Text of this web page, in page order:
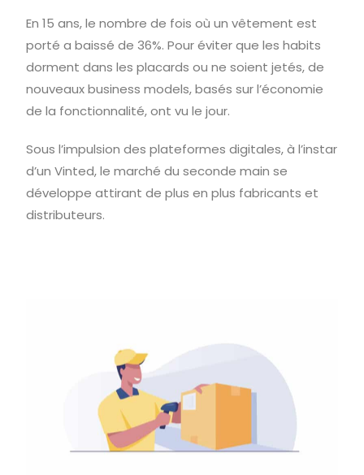
En 15 ans, le nombre de fois où un vêtement est
porté a baissé de 36%. Pour éviter que les habits
dorment dans les placards ou ne soient jetés, de
nouveaux business models, basés sur l’économie
de la fonctionnalité, ont vu le jour.
Sous l’impulsion des plateformes digitales, à l’instar
d’un Vinted, le marché du seconde main se
développe attirant de plus en plus fabricants et
distributeurs.